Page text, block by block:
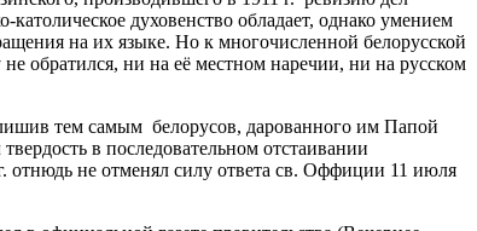
духовенство обладает, однако умением
на их языке. Но к многочисленной белорусской
обратился, ни на её местном наречии, ни на русском
тем самым белорусов, дарованного им Папой
в последовательном отстаивании
отнюдь не отменял силу ответа св. Оффиции 11 июля